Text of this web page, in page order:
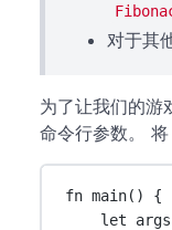
对于其
为了让我们的游
命令行参数。 将
fn main() {
let args